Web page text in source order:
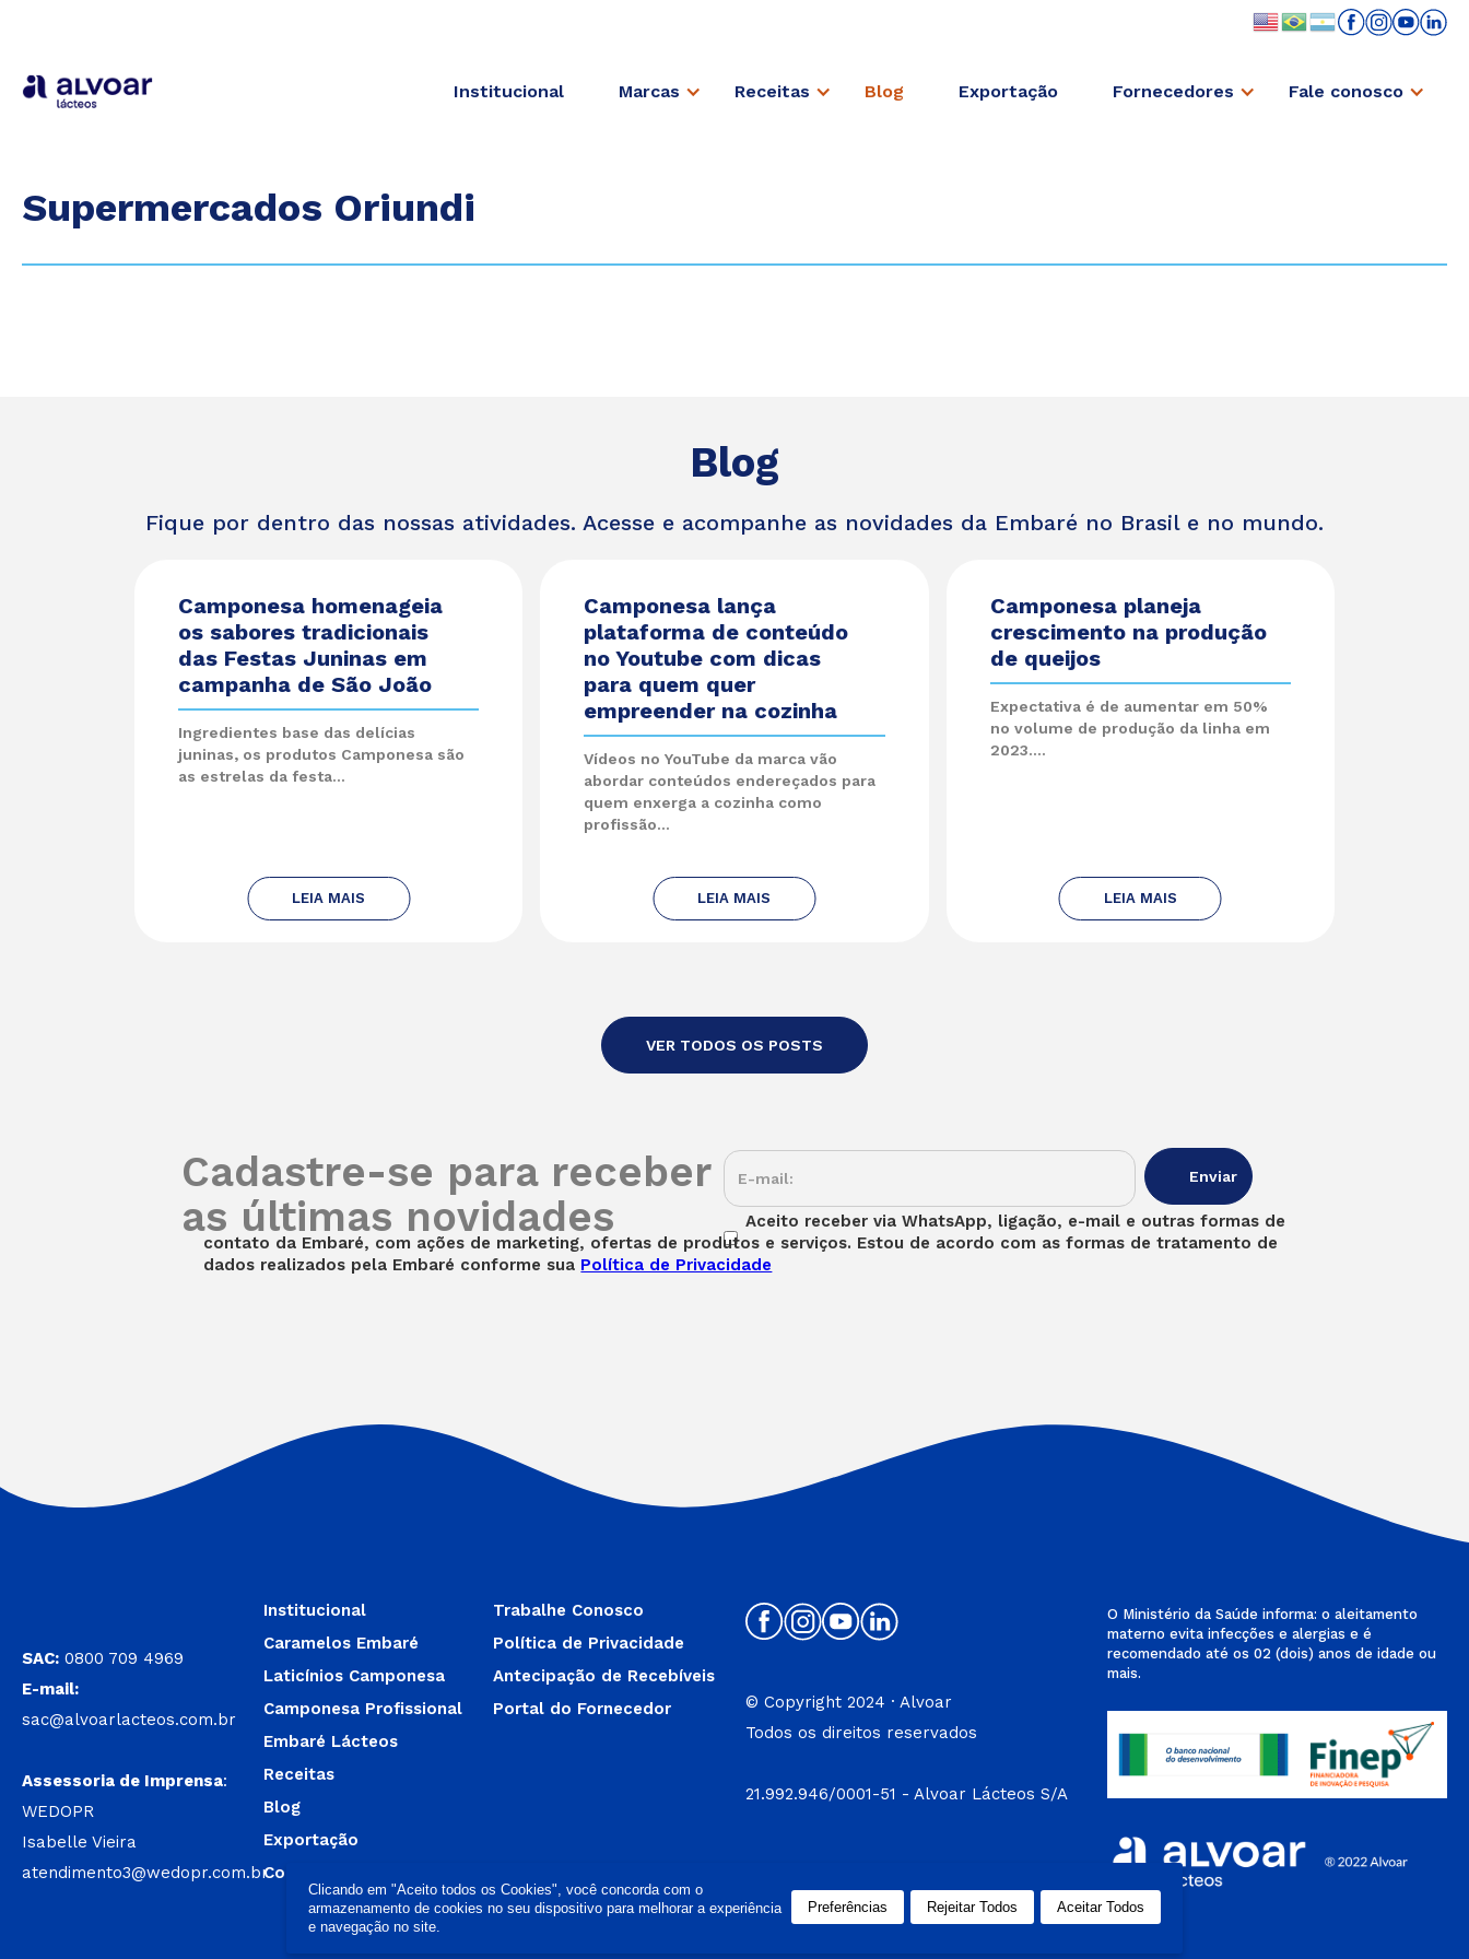
Institucional Marcas Receitas Blog Exportação Fornecedores Fale conosco
Supermercados Oriundi
Blog
Fique por dentro das nossas atividades. Acesse e acompanhe as novidades da Embaré no Brasil e no mundo.
Camponesa homenageia
os sabores tradicionais
das Festas Juninas em
campanha de São João
Ingredientes base das delícias
juninas, os produtos Camponesa são
as estrelas da festa...
LEIA MAIS
Camponesa lança
plataforma de conteúdo
no Youtube com dicas
para quem quer
empreender na cozinha
Vídeos no YouTube da marca vão
abordar conteúdos endereçados para
quem enxerga a cozinha como
profissão...
LEIA MAIS
Camponesa planeja
crescimento na produção
de queijos
Expectativa é de aumentar em 50%
no volume de produção da linha em
2023....
LEIA MAIS
VER TODOS OS POSTS
Cadastre-se para receber
as últimas novidades
Aceito receber via WhatsApp, ligação, e-mail e outras formas de
contato da Embaré, com ações de marketing, ofertas de produtos e serviços. Estou de acordo com as formas de tratamento de
dados realizados pela Embaré conforme sua Política de Privacidade
SAC: 0800 709 4969
E-mail:
sac@alvoarlacteos.com.br
Assessoria de Imprensa:
WEDOPR
Isabelle Vieira
atendimento3@wedopr.com.br
Institucional
Caramelos Embaré
Laticínios Camponesa
Camponesa Profissional
Embaré Lácteos
Receitas
Blog
Exportação
Contato
Trabalhe Conosco
Política de Privacidade
Antecipação de Recebíveis
Portal do Fornecedor
© Copyright 2024 · Alvoar
Todos os direitos reservados
21.992.946/0001-51 - Alvoar Lácteos S/A
O Ministério da Saúde informa: o aleitamento
materno evita infecções e alergias e é
recomendado até os 02 (dois) anos de idade ou
mais.
Clicando em "Aceito todos os Cookies", você concorda com o
armazenamento de cookies no seu dispositivo para melhorar a experiência
e navegação no site.
Preferências Rejeitar Todos Aceitar Todos